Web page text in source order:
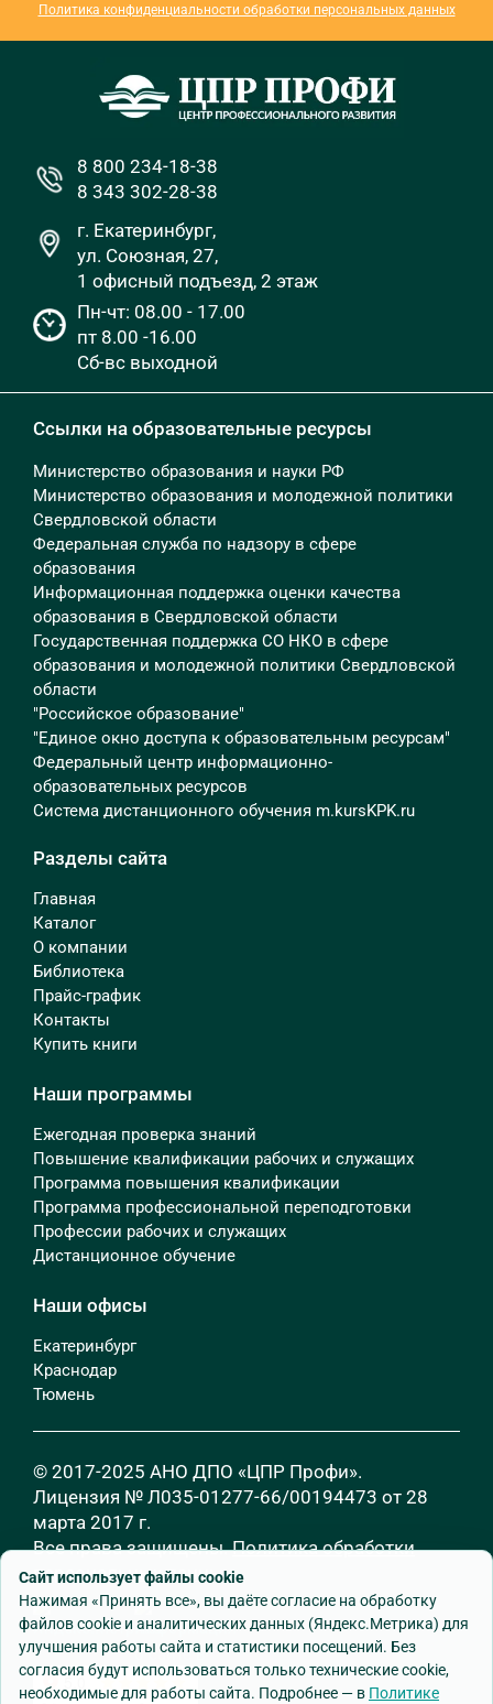
Политика конфиденциальности обработки персональных данных
8 800 234-18-38
8 343 302-28-38
г. Екатеринбург,
ул. Союзная, 27,
1 офисный подъезд, 2 этаж
Пн-чт: 08.00 - 17.00
пт 8.00 -16.00
Сб-вс выходной
Ссылки на образовательные ресурсы
Министерство образования и науки РФ
Министерство образования и молодежной политики
Свердловской области
Федеральная служба по надзору в сфере
образования
Информационная поддержка оценки качества
образования в Свердловской области
Государственная поддержка СО НКО в сфере
образования и молодежной политики Свердловской
области
"Российское образование"
"Единое окно доступа к образовательным ресурсам"
Федеральный центр информационно-
образовательных ресурсов
Система дистанционного обучения m.kursKPK.ru
Разделы сайта
Главная
Каталог
О компании
Библиотека
Прайс-график
Контакты
Купить книги
Наши программы
Ежегодная проверка знаний
Повышение квалификации рабочих и служащих
Программа повышения квалификации
Программа профессиональной переподготовки
Профессии рабочих и служащих
Дистанционное обучение
Наши офисы
Екатеринбург
Краснодар
Тюмень
© 2017-2025 АНО ДПО «ЦПР Профи».
Лицензия № Л035-01277-66/00194473 от 28
марта 2017 г.
Все права защищены.Политика обработки
персональных данных
Сайт использует файлы cookie
Нажимая «Принять все», вы даёте согласие на обработку
файлов cookie и аналитических данных (Яндекс.Метрика) для
улучшения работы сайта и статистики посещений. Без
согласия будут использоваться только технические cookie,
необходимые для работы сайта. Подробнее — в Политике